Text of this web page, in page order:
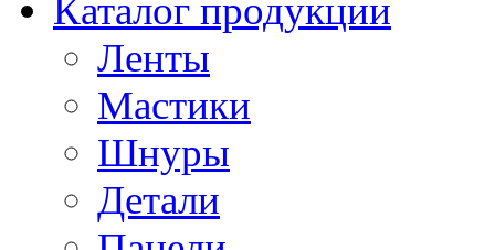
Каталог продукции
Ленты
Мастики
Шнуры
Детали